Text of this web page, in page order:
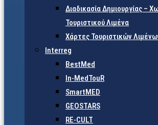
Διαδικασία Δημιουργίας –
Τουριστικού Λιμένα
Χάρτες Τουριστικών
Interreg
BestMed
In-MedTouR
SmartMED
GEOSTARS
RE-CULT